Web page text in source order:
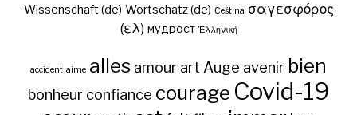
Wissenschaft (de) Wortschatz (de) Čeština σαγεσφόρος
(ελ) мудрост Ἑλληνική
accident aime alles amour art Auge avenir bien
bonheur confiance courage Covid-19